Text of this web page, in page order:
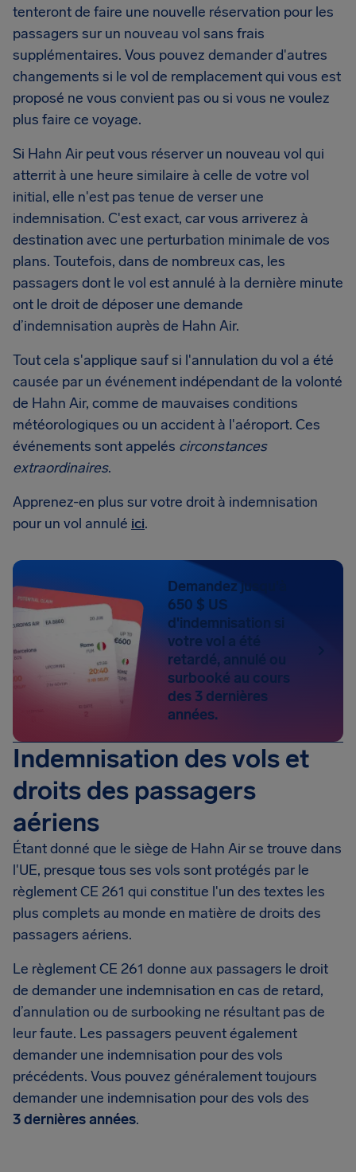
tenteront de faire une nouvelle réservation pour les
passagers sur un nouveau vol sans frais
supplémentaires. Vous pouvez demander d'autres
changements si le vol de remplacement qui vous est
proposé ne vous convient pas ou si vous ne voulez
plus faire ce voyage.
Si Hahn Air peut vous réserver un nouveau vol qui
atterrit à une heure similaire à celle de votre vol
initial, elle n'est pas tenue de verser une
indemnisation. C'est exact, car vous arriverez à
destination avec une perturbation minimale de vos
plans. Toutefois, dans de nombreux cas, les
passagers dont le vol est annulé à la dernière minute
ont le droit de déposer une demande
d’indemnisation auprès de Hahn Air.
Tout cela s'applique sauf si l'annulation du vol a été
causée par un événement indépendant de la volonté
de Hahn Air, comme de mauvaises conditions
météorologiques ou un accident à l'aéroport. Ces
événements sont appelés circonstances
extraordinaires.
Apprenez-en plus sur votre droit à indemnisation
pour un vol annulé ici.
Demandez jusqu'à
650 $ US
d'indemnisation si
votre vol a été
retardé, annulé ou
surbooké au cours
des 3 dernières
années.
Indemnisation des vols et
droits des passagers
aériens
Étant donné que le siège de Hahn Air se trouve dans
l'UE, presque tous ses vols sont protégés par le
règlement CE 261 qui constitue l'un des textes les
plus complets au monde en matière de droits des
passagers aériens.
Le règlement CE 261 donne aux passagers le droit
de demander une indemnisation en cas de retard,
d’annulation ou de surbooking ne résultant pas de
leur faute. Les passagers peuvent également
demander une indemnisation pour des vols
précédents. Vous pouvez généralement toujours
demander une indemnisation pour des vols des
3 dernières années.